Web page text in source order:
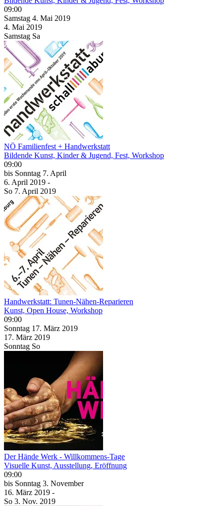
09:00
Samstag 4. Mai 2019
4. Mai 2019
Samstag Sa
NÖ Familienfest + Handwerkstatt
Bildende Kunst, Kinder & Jugend, Fest, Workshop
09:00
bis Sonntag 7. April
6. April 2019 -
So 7. April 2019
Handwerkstatt: Tunen-Nähen-Reparieren
Kunst, Open House, Workshop
09:00
Sonntag 17. März 2019
17. März 2019
Sonntag So
Der Hände Werk - Willkommens-Tage
Visuelle Kunst, Ausstellung, Eröffnung
09:00
bis Sonntag 3. November
16. März 2019 -
So 3. Nov. 2019